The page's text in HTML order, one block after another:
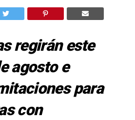
regirán este
agosto e
para
con